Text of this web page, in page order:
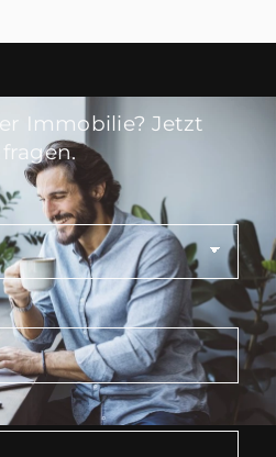
Immobilie? Jetzt